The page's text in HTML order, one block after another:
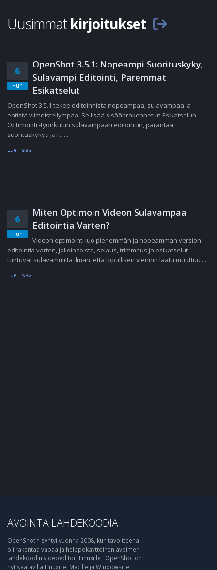
Uusimmat kirjoitukset
6
Huh
OpenShot 3.5.1: Nopeampi Suorituskyky,
Sulavampi Editointi, Paremmat
Esikatselut
OpenShot 3.5.1 tekee editoinnista nopeampaa, sulavampaa ja
entistä viimeistellympää. Se lisää sisäänrakennetun Esikatselun
Optimointi -työnkulun sulavampaan editointiin, parantaa
suorituskykyä ja r......
Lue lisää
6
Huh
Miten Optimoin Videon Sulavampaa
Editointia Varten?
Videon optimointi luo pienemmän ja nopeamman version
editointia varten, jolloin toisto, selaus, trimmaus ja esikatselut
tuntuvat sulavammilta ilman, että lopullisen viennin laatu muuttuu....
Lue lisää
AVOINTA LÄHDEKOODIA
OpenShot™ syntyi vuonna 2008, kun tavoitteena
oli rakentaa vapaa ja helppokäyttöinen avoimen
lähdekoodin videoeditori Linuxille . OpenShot on
nyt saatavilla Linuxille, Macille ja Windowsille.